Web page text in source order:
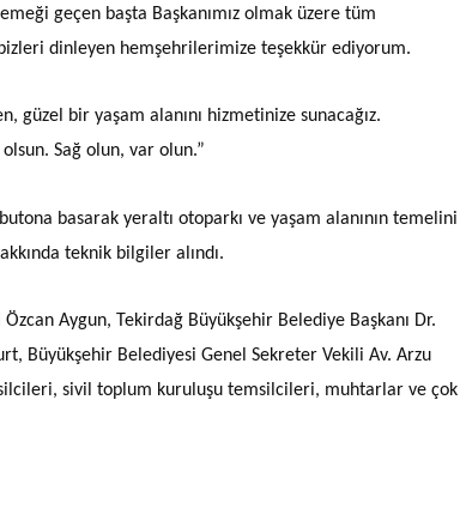
geçen başta Başkanımız olmak üzere tüm
dinleyen hemşehrilerimize teşekkür ediyorum.
güzel bir yaşam alanını hizmetinize sunacağız.
Sağ olun, var olun.”
basarak yeraltı otoparkı ve yaşam alanının temelini
teknik bilgiler alındı.
Aygun, Tekirdağ Büyükşehir Belediye Başkanı Dr.
Büyükşehir Belediyesi Genel Sekreter Vekili Av. Arzu
sivil toplum kuruluşu temsilcileri, muhtarlar ve çok